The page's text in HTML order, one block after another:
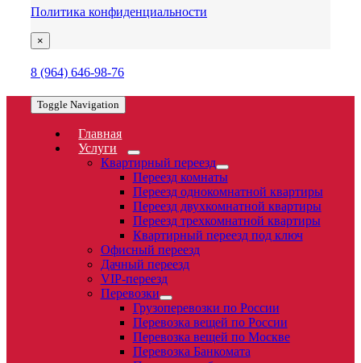
Политика конфиденциальности
×
8 (964) 646-98-76
Toggle Navigation
Главная
Услуги
Квартирный переезд
Переезд комнаты
Переезд однокомнатной квартиры
Переезд двухкомнатной квартиры
Переезд трехкомнатной квартиры
Квартирный переезд под ключ
Офисный переезд
Дачный переезд
VIP-переезд
Перевозки
Грузоперевозки по России
Перевозка вещей по России
Перевозка вещей по Москве
Перевозка Банкомата